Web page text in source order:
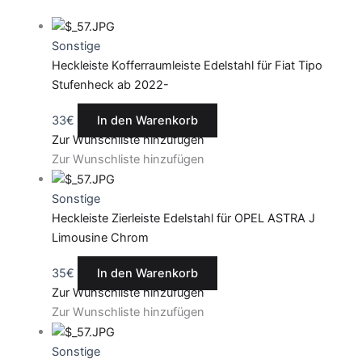
Sonstige
Heckleiste Kofferraumleiste Edelstahl für Fiat Tipo
Stufenheck ab 2022-
33€
In den Warenkorb
Zur Wunschliste hinzufügen
Zur Wunschliste hinzufügen
Sonstige
Heckleiste Zierleiste Edelstahl für OPEL ASTRA J
Limousine Chrom
35€
In den Warenkorb
Zur Wunschliste hinzufügen
Zur Wunschliste hinzufügen
Sonstige